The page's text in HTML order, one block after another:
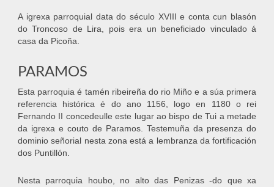
A igrexa parroquial data do século XVIII e conta cun blasón
do Troncoso de Lira, pois era un beneficiado vinculado á
casa da Picoña.
PARAMOS
Esta parroquia é tamén ribeireña do rio Miño e a súa primera
referencia histórica é do ano 1156, logo en 1180 o rei
Fernando II concedeulle este lugar ao bispo de Tui a metade
da igrexa e couto de Paramos. Testemuña da presenza do
dominio señorial nesta zona está a lembranza da fortificación
dos Puntillón.
Nesta parroquia houbo, no alto das Penizas -do que xa